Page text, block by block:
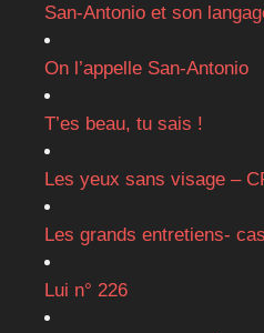
San-Antonio et son
On l’appelle San-Antonio
T’es beau, tu sais !
Les yeux sans visage –
Les grands entretiens-
Lui n° 226